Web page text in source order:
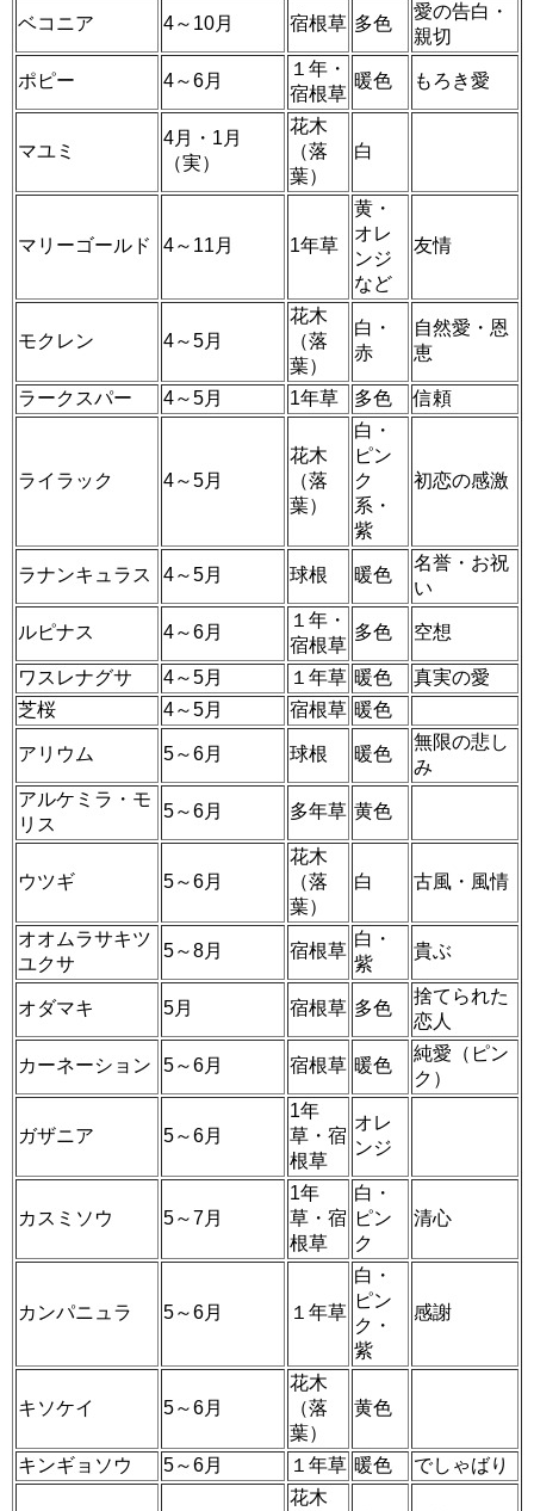
ベコニア 4～10月 宿根草 多色
愛の告白・
親切
ポピー 4～6月
１年・
宿根草
暖色 もろき愛
マユミ
4月・1月
（実）
花木
（落
葉）
白
マリーゴールド 4～11月 1年草
黄・
オレ
ンジ
など
友情
モクレン 4～5月
花木
（落
葉）
白・
赤
自然愛・恩
恵
ラークスパー 4～5月 1年草 多色 信頼
ライラック 4～5月
花木
（落
葉）
白・
ピン
ク
系・
紫
初恋の感激
ラナンキュラス 4～5月 球根 暖色
名誉・お祝
い
ルピナス 4～6月
１年・
宿根草
多色 空想
ワスレナグサ 4～5月 １年草 暖色
真実の愛
芝桜
4～5月 宿根草 暖色
アリウム 5～6月 球根 暖色
無限の悲し
み
アルケミラ・モ
リス
5～6月 多年草 黄色
ウツギ 5～6月
花木
（落
葉）
白 古風・風情
オオムラサキツ
ユクサ
5～8月 宿根草
白・
紫
貴ぶ
オダマキ 5月 宿根草 多色
捨てられた
恋人
カーネーション 5～6月 宿根草 暖色
純愛（ピン
ク）
ガザニア 5～6月
1年
草・宿
根草
オレ
ンジ
カスミソウ 5～7月
1年
草・宿
根草
白・
ピン
ク
清心
カンパニュラ 5～6月 １年草
白・
ピン
ク・
紫
感謝
キソケイ 5～6月
花木
（落
葉）
黄色
キンギョソウ 5～6月 １年草 暖色 でしゃばり
花木